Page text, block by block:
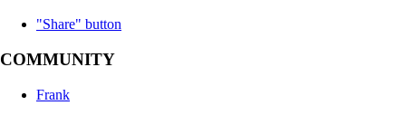
"Share" button
COMMUNITY
Frank